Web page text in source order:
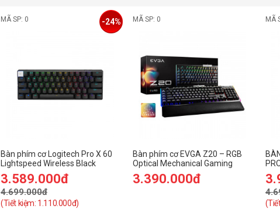
MÃ SP: 0
Bàn phím cơ Logitech Pro X 60
Lightspeed Wireless Black
(Wireless
2.4Ghz/Bluetooth/USB/GX
Optical Tactile/RGB)
3.589.000đ
4.699.000đ
(Tiết kiệm: 1.110.000đ)
-24% MÃ SP: 0
Bàn phím cơ EVGA Z20 – RGB
Optical Mechanical Gaming
Keyboard – RGB Backlit LED –
Optical Mechanical Switches
3.390.000đ
MÃ